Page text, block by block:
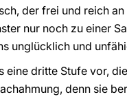
der frei und reich
nur noch zu einer
unglücklich und
eine dritte Stufe vor,
denn sie